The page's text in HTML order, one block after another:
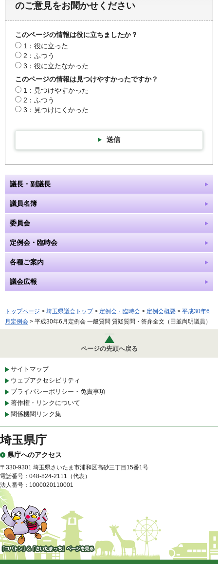
のご意見をお聞かせください
このページの情報は役に立ちましたか？
1：役に立った
2：ふつう
3：役に立たなかった
このページの情報は見つけやすかったですか？
1：見つけやすかった
2：ふつう
3：見つけにくかった
送信
議長・副議長
議員名簿
委員会
定例会・臨時会
各種ご案内
議会広報
トップページ > 埼玉県議会トップ> 定例会・臨時会 > 定例会概要 > 平成30年6
月定例会 > 平成30年6月定例会 一般質問 質疑質問・答弁全文（田並尚明議員）
ページの先頭へ戻る
サイトマップ
ウェブアクセシビリティ
プライバシーポリシー・免責事項
著作権・リンクについて
関係機関リンク集
埼玉県庁
県庁へのアクセス
〒330-9301 埼玉県さいたま市浦和区高砂三丁目15番1号
電話番号：048-824-2111（代表）
法人番号：1000020110001
「コバトン」&「さいたまっ